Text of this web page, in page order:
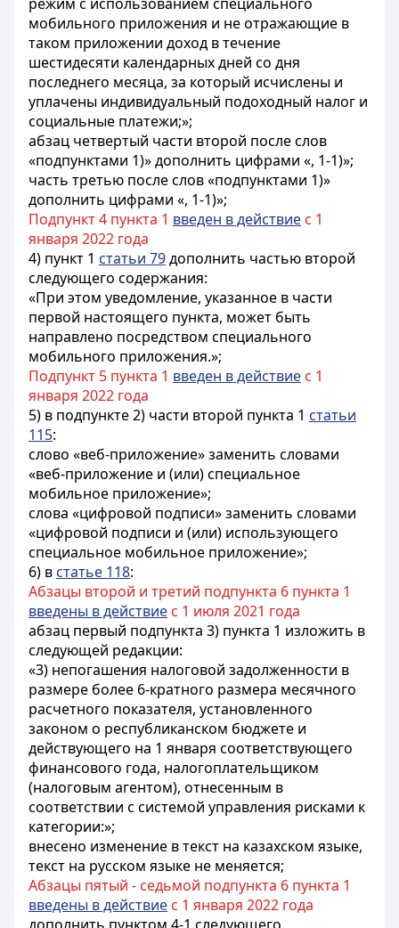
мобильного приложения и не отражающие в
таком приложении доход в течение
шестидесяти календарных дней со дня
последнего месяца, за который исчислены и
уплачены индивидуальный подоходный налог и
социальные платежи;»;
абзац четвертый части второй после слов
«подпунктами 1)» дополнить цифрами «, 1-1)»;
часть третью после слов «подпунктами 1)»
дополнить цифрами «, 1-1)»;
Подпункт 4 пункта 1 введен в действие с 1
января 2022 года
4) пункт 1 статьи 79дополнить частью второй
следующего содержания:
«При этом уведомление, указанное в части
первой настоящего пункта, может быть
направлено посредством специального
мобильного приложения.»;
Подпункт 5 пункта 1 введен в действие с 1
января 2022 года
5) в подпункте 2) части второй пункта 1 статьи
115:
слово «веб-приложение» заменить словами
«веб-приложение и (или) специальное
мобильное приложение»;
слова «цифровой подписи» заменить словами
«цифровой подписи и (или) использующего
специальное мобильное приложение»;
6) в статье 118:
Абзацы второй и третий подпункта 6 пункта 1
введены в действие с 1 июля 2021 года
абзац первый подпункта 3) пункта 1 изложить в
следующей редакции:
«3) непогашения налоговой задолженности в
размере более 6-кратного размера месячного
расчетного показателя, установленного
законом о республиканском бюджете и
действующего на 1 января соответствующего
финансового года, налогоплательщиком
(налоговым агентом), отнесенным в
соответствии с системой управления рисками к
категории:»;
внесено изменение в текст на казахском языке,
текст на русском языке не меняется;
Абзацы пятый - седьмой подпункта 6 пункта 1
введены в действие с 1 января 2022 года